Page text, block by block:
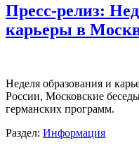
Пресс-релиз:
карьеры в
Неделя образования и
России, Московские
германских программ.
Раздел: Информация